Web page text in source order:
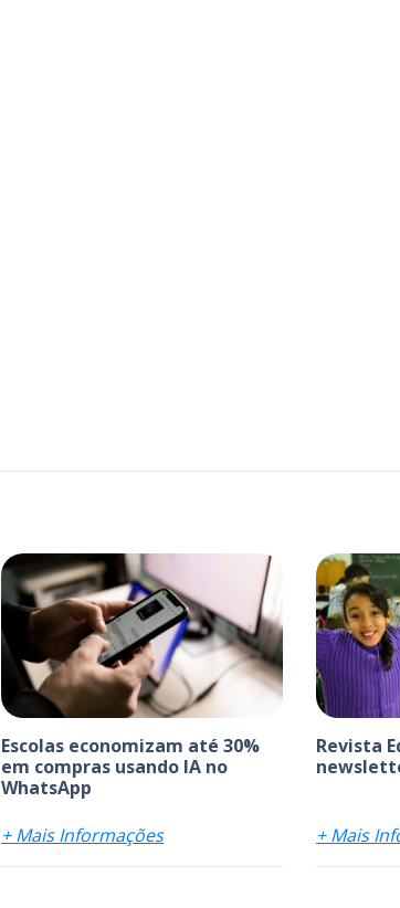
Escolas economizam até 30%
em compras usando IA no
WhatsApp
+ Mais Informações
Revista
+ Mais